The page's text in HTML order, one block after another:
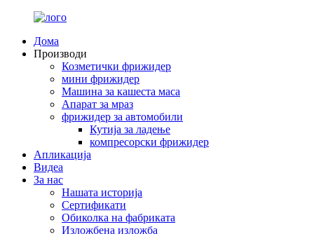
Дома
Производи
Козметички фрижидер
мини фрижидер
Машина за кашеста маса
Апарат за мраз
фрижидер за автомобили
Кутија за ладење
компресорски фрижидер
Апликација
Видеа
За нас
Нашата историја
Сертификати
Обиколка на фабриката
Изложбена изложба